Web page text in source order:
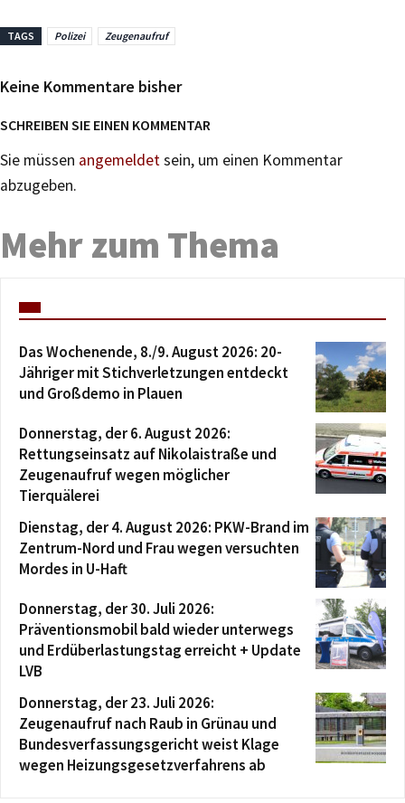
TAGS Polizei Zeugenaufruf
Keine Kommentare bisher
SCHREIBEN SIE EINEN KOMMENTAR
Sie müssen angemeldetsein, um einen Kommentar
abzugeben.
Mehr zum Thema
Das Wochenende, 8./9. August 2026: 20-
Jähriger mit Stichverletzungen entdeckt
und Großdemo in Plauen
Donnerstag, der 6. August 2026:
Rettungseinsatz auf Nikolaistraße und
Zeugenaufruf wegen möglicher
Tierquälerei
Dienstag, der 4. August 2026: PKW-Brand im
Zentrum-Nord und Frau wegen versuchten
Mordes in U-Haft
Donnerstag, der 30. Juli 2026:
Präventionsmobil bald wieder unterwegs
und Erdüberlastungstag erreicht + Update
LVB
Donnerstag, der 23. Juli 2026:
Zeugenaufruf nach Raub in Grünau und
Bundesverfassungsgericht weist Klage
wegen Heizungsgesetzverfahrens ab